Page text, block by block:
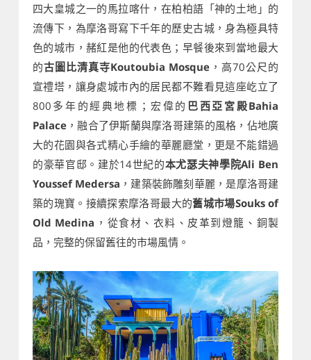
四大皇城之一的馬拉喀什，在柏柏語「神的土地」的
流傳下，為摩洛哥寫下千年的歷史古城，身為極具特
色的城市，赭紅是他的代表色；早餐後來到當地最大
的古圖比清真寺Koutoubia Mosque ，高70公尺的
宣禮塔，讓身處城市內的居民都不難看見這座屹立了
800多年的經典地標；宏偉的 巴西亞宮殿Bahia
Palace，融合了伊斯蘭與摩洛哥建築的風格，佔地廣
大的花園與各式精心手繪的華麗廳堂，更是不能錯過
的豪華官邸。建於14世紀的本尤瑟夫神學院Ali Ben
Youssef Medersa ，建築裝飾雕刻華麗，是摩洛哥建
築的瑰寶。接續探索摩洛哥最大的舊城市場Souks of
Old Medina ，從食材、衣料、皮革到燈籠、銅製
品，完整的保留舊往的市場風情。